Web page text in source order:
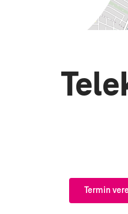
Termin